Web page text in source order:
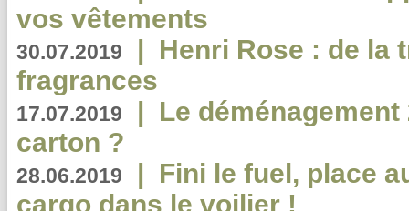
vos vêtements
30.07.2019 | Henri Rose : de la
fragrances
17.07.2019 | Le
carton ?
28.06.2019 | Fini le fuel, place
cargo dans le voilier !